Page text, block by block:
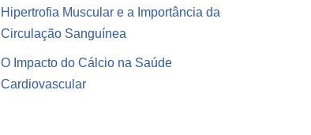
Hipertrofia Muscular e a Importância da
Circulação Sanguínea
O Impacto do Cálcio na Saúde
Cardiovascular